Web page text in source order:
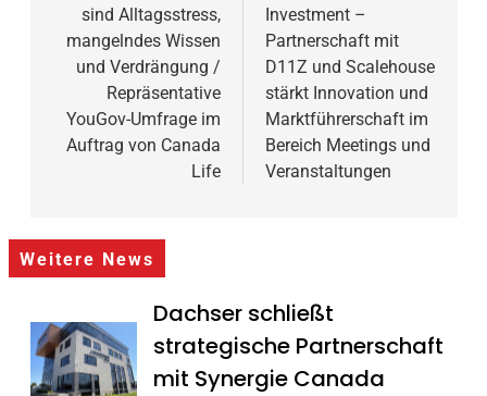
sind Alltagsstress,
mangelndes Wissen
und Verdrängung /
Repräsentative
YouGov-Umfrage im
Auftrag von Canada
Life
Investment –
Partnerschaft mit
D11Z und Scalehouse
stärkt Innovation und
Marktführerschaft im
Bereich Meetings und
Veranstaltungen
Weitere News
Dachser schließt
strategische Partnerschaft
mit Synergie Canada